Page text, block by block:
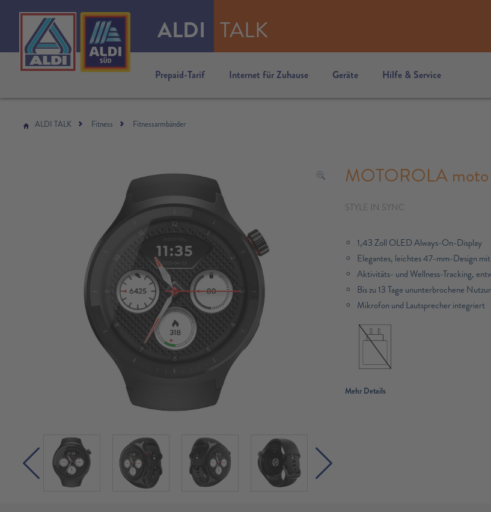
ALDI TALK
Prepaid-Tarif Internet für Zuhause Geräte Hilfe & Service
ALDI TALK Fitness Fitnessarmbänder
MOTOROLA moto
STYLE IN SYNC
1,43 Zoll OLED Always-On-Display
Elegantes, leichtes 47-mm-Design
Aktivitäts- und Wellness-Tracking,
Bis zu 13 Tage ununterbrochene
Mikrofon und Lautsprecher integriert
Mehr Details